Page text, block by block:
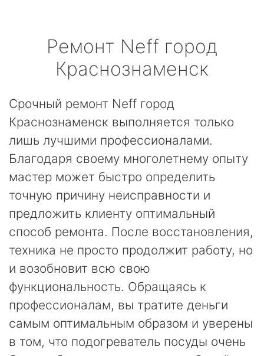
Ремонт Neff город
Краснознаменск
Срочный ремонт Neff город
Краснознаменск выполняется только
лишь лучшими профессионалами.
Благодаря своему многолетнему опыту
мастер может быстро определить
точную причину неисправности и
предложить клиенту оптимальный
способ ремонта. После восстановления,
техника не просто продолжит работу, но
и возобновит всю свою
функциональность. Обращаясь к
профессионалам, вы тратите деньги
самым оптимальным образом и уверены
в том, что подогреватель посуды очень